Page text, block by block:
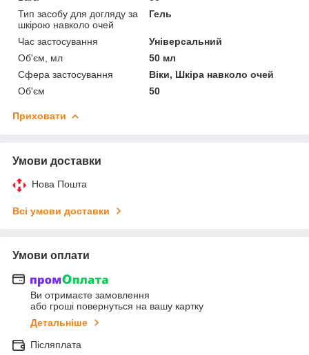
Тип засобу для догляду за
шкірою навколо очей
Гель
Час застосування
Універсальний
Об'єм, мл
50 мл
Сфера застосування
Віки, Шкіра навколо очей
Об'єм
50
Приховати
Умови доставки
Нова Пошта
Всі умови доставки
Умови оплати
Ви отримаєте замовлення
або гроші повернуться на вашу картку
Детальніше
Післяплата